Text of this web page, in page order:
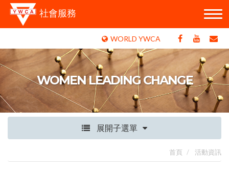
社會服務
WORLD YWCA
WOMEN LEADING CHANGE
展開子選單
首頁 活動資訊